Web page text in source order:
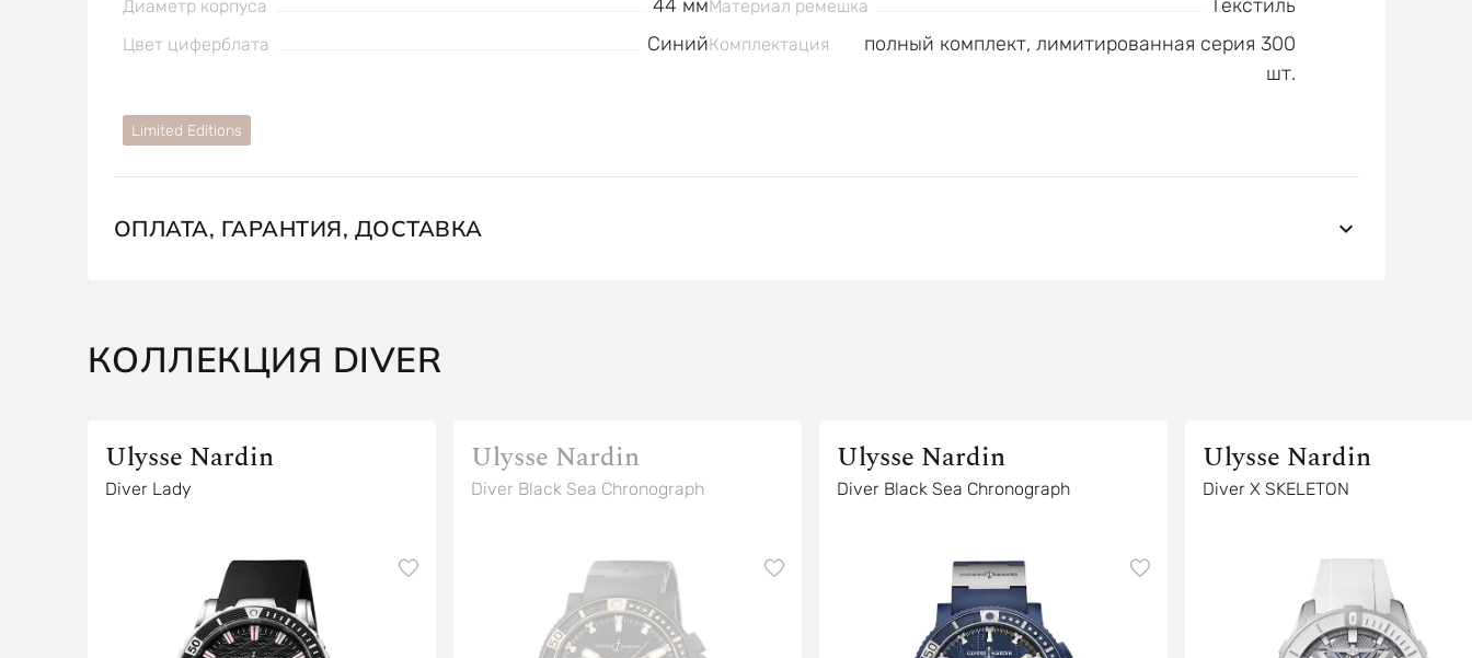
Диаметр корпуса 44 мм
Цвет циферблата Синий
Материал ремешка Текстиль
Комплектация
полный комплект, лимитированная серия 300
шт.
Limited Editions
ОПЛАТА, ГАРАНТИЯ, ДОСТАВКА
КОЛЛЕКЦИЯ DIVER
Ulysse Nardin
Diver Lady
Ulysse Nardin
Diver Black Sea Chronograph
Ulysse Nardin
Diver Black Sea Chronograph
Ulysse Nardin
Diver X SKELETON